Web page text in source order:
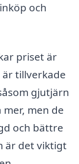
och
priset är
tillverkade
gjutjärn
men de
och bättre
är det viktigt